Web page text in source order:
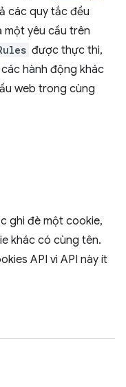
các quy tắc đều
một yêu cầu trên
được thực thi,
hành động khác
web trong cùng
ghi đè một cookie,
khác có cùng tên.
API vì API này ít